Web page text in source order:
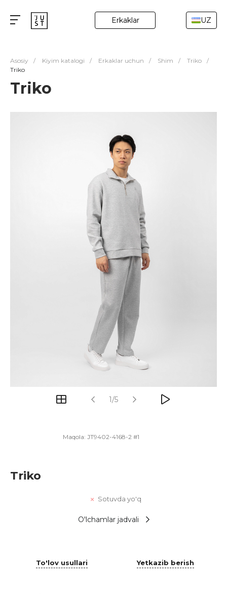
Erkaklar UZ
Asosiy / Kiyim katalogi / Erkaklar uchun / Shim / Triko
/
Triko
Triko
1/5
Maqola: JT9402-4168-2 #1
Triko
Sotuvda yo'q
O'lchamlar jadvali
To'lov usullari Yetkazib berish